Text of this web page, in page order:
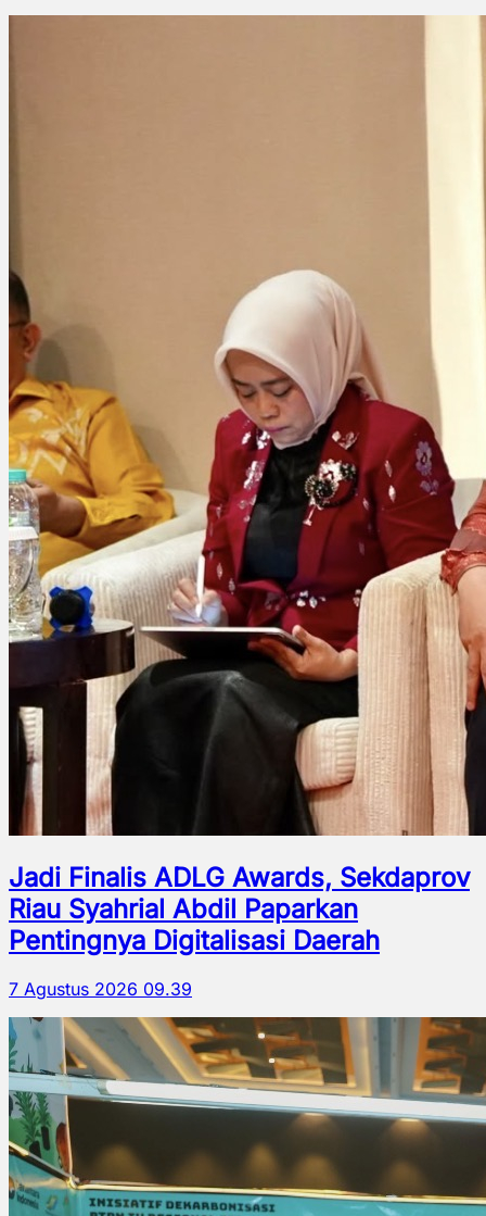
Jadi Finalis ADLG Awards, Sekdaprov
Riau Syahrial Abdil Paparkan
Pentingnya Digitalisasi Daerah
7 Agustus 2026 09.39